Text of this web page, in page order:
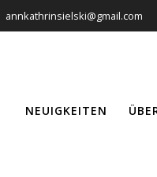
annkathrinsielski@gmail.com
NEUIGKEITEN